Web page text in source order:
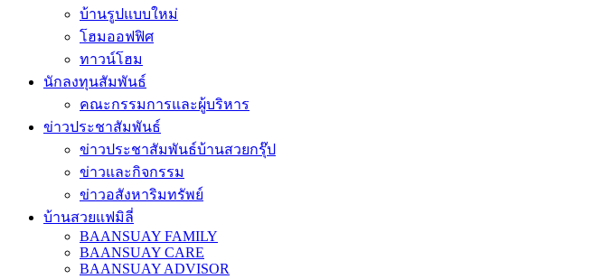
บ้านรูปแบบใหม่
โฮมออฟฟิศ
ทาวน์โฮม
นักลงทุนสัมพันธ์
คณะกรรมการและผู้บริหาร
ข่าวประชาสัมพันธ์
ข่าวประชาสัมพันธ์บ้านสวยกรุ๊ป
ข่าวและกิจกรรม
ข่าวอสังหาริมทรัพย์
บ้านสวยแฟมิลี่
BAANSUAY FAMILY
BAANSUAY CARE
BAANSUAY ADVISOR